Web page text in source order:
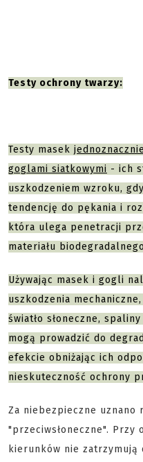
Testy ochrony twarzy:
Testy masek
goglami siatkowymi - ich
uszkodzeniem wzroku,
tendencję do pękania i
która ulega penetracji
materiału
Używając masek i gogli
uszkodzenia
światło słoneczne,
mogą prowadzić do
efekcie obniżając ich
nieskuteczność ochrony
Za niebezpieczne
"przeciwsłoneczne".
kierunków nie zatrzymują